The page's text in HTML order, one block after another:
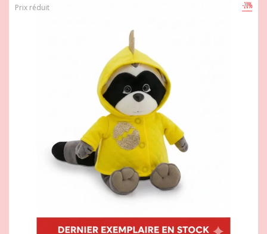
-20%
Prix réduit